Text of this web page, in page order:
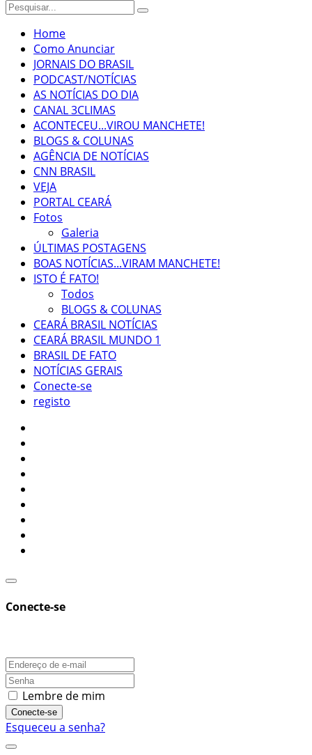
Home
Como Anunciar
JORNAIS DO BRASIL
PODCAST/NOTÍCIAS
AS NOTÍCIAS DO DIA
CANAL 3CLIMAS
ACONTECEU...VIROU MANCHETE!
BLOGS & COLUNAS
AGÊNCIA DE NOTÍCIAS
CNN BRASIL
VEJA
PORTAL CEARÁ
Fotos
Galeria
ÚLTIMAS POSTAGENS
BOAS NOTÍCIAS...VIRAM MANCHETE!
ISTO É FATO!
Todos
BLOGS & COLUNAS
CEARÁ BRASIL NOTÍCIAS
CEARÁ BRASIL MUNDO 1
BRASIL DE FATO
NOTÍCIAS GERAIS
Conecte-se
registo
Conecte-se
Lembre de mim
Conecte-se
Esqueceu a senha?